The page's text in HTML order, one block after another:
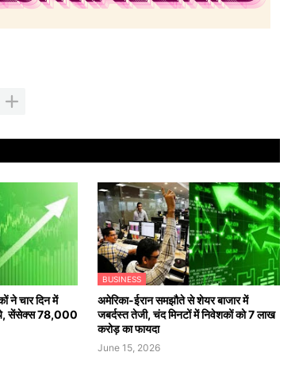
ने चार दिन में
सेंसेक्स 78,000
BUSINESS
अमेरिका-ईरान समझौते से शेयर बाजार में
जबर्दस्त तेजी, चंद मिनटों में निवेशकों को 7 लाख
करोड़ का फायदा
June 15, 2026